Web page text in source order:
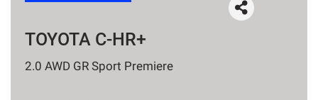
TOYOTA C-HR+
2.0 AWD GR Sport Premiere
attività
seguito